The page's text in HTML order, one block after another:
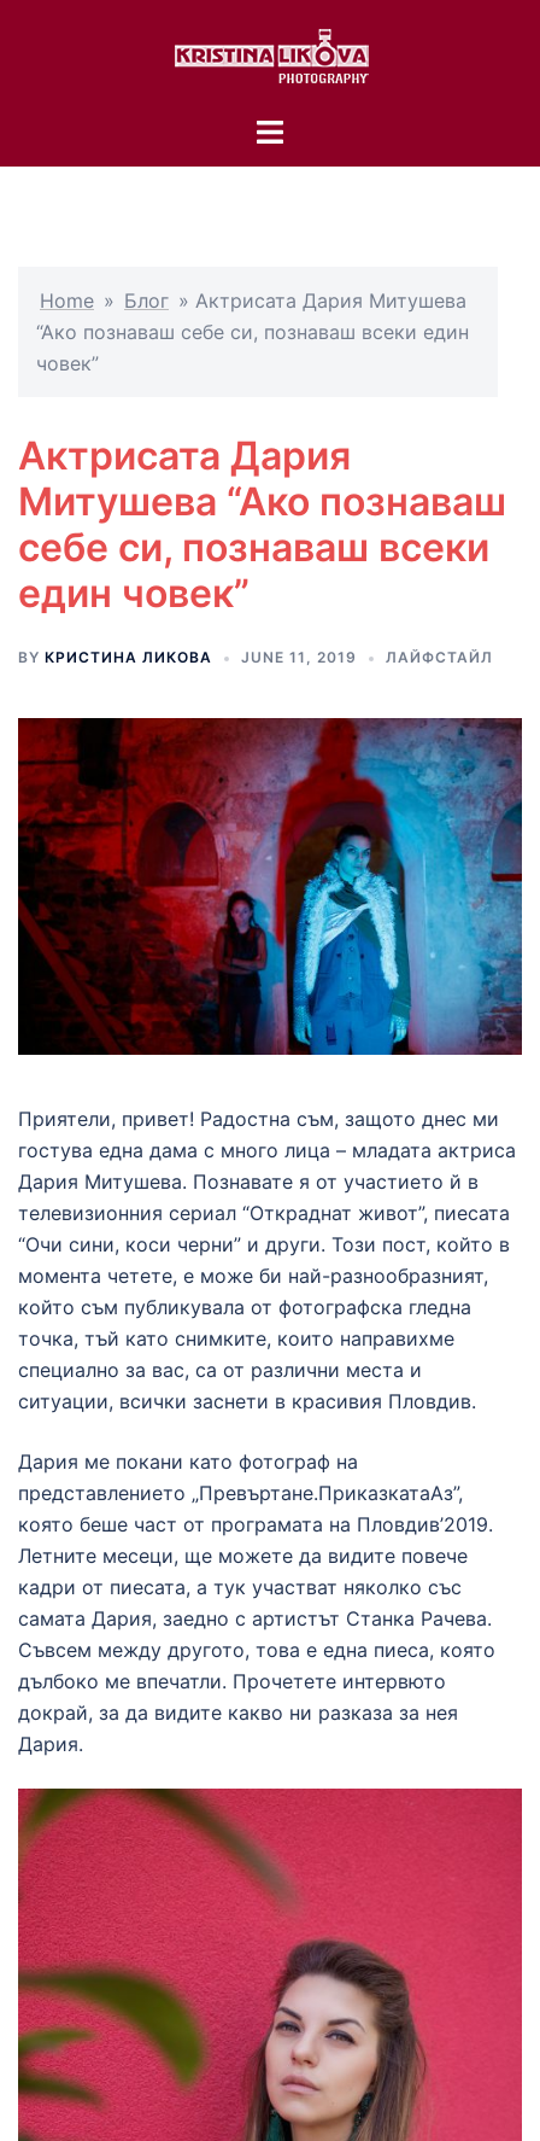
Toggle
Home » Блог » Актрисата Дария Митушева
“Ако познаваш себе си, познаваш всеки един
човек”
Актрисата Дария
Митушева “Ако познаваш
себе си, познаваш всеки
един човек”
BY КРИСТИНА ЛИКОВА JUNE 11, 2019 ЛАЙФСТАЙЛ
Приятели, привет! Радостна съм, защото днес ми
гостува една дама с много лица – младата актриса
Дария Митушева. Познавате я от участието й в
телевизионния сериал “Откраднат живот”, пиесата
“Очи сини, коси черни” и други. Този пост, който в
момента четете, е може би най-разнообразният,
който съм публикувала от фотографска гледна
точка, тъй като снимките, които направихме
специално за вас, са от различни места и
ситуации, всички заснети в красивия Пловдив.
Дария ме покани като фотограф на
представлението „Превъртане.ПриказкатаАз”,
която беше част от програмата на Пловдив’2019.
Летните месеци, ще можете да видите повече
кадри от пиесата, а тук участват няколко със
самата Дария, заедно с артистът Станка Рачева.
Съвсем между другото, това е една пиеса, която
дълбоко ме впечатли. Прочетете интервюто
докрай, за да видите какво ни разказа за нея
Дария.